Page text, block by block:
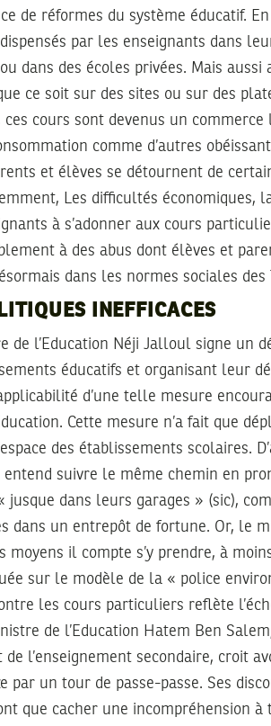
de réformes du système éducatif.
par les enseignants dans
dans des écoles privées. Mais
ce soit sur des sites ou sur des
cours sont devenus un
comme d’autres
et élèves se détournent de
Les difficultés économiques,
à s’adonner aux cours
à des abus dont élèves et
dans les normes sociales des
INEFFICACES
de l’Education Néji Jalloul signe un
éducatifs et organisant leur
d’une telle mesure
Cette mesure n’a fait que
des établissements scolaires.
entend suivre le même chemin en
dans leurs garages » (sic),
dans un entrepôt de fortune. Or, le
moyens il compte s’y prendre, à
sur le modèle de la « police
les cours particuliers reflète
de l’Education Hatem Ben
de l’enseignement secondaire, croit
par un tour de passe-passe. Ses
que cacher une incompréhension